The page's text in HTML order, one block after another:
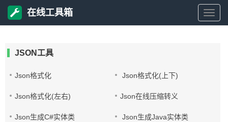
在
在线工具箱
JSON工具
Json格式化 Json格式化(上下)
Json格式化(左右) Json在线压缩转义
Json生成C#实体类 Json生成Java实体类